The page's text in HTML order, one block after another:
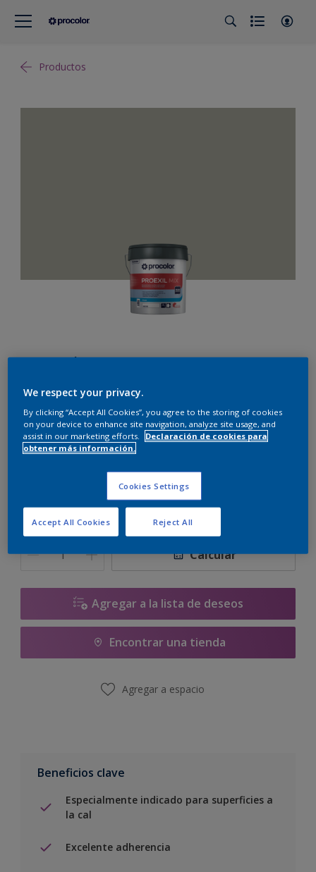
Productos
Proexil Mate Mix
H0.04.65
Cambiar de color
Cantidad Calculadora de pintura
Calcular
Agregar a la lista de deseos
Encontrar una tienda
Agregar a espacio
Beneficios clave
Especialmente indicado para superficies a
la cal
Excelente adherencia
We respect your privacy.
By clicking “Accept All Cookies”, you agree to the storing of cookies
on your device to enhance site navigation, analyze site usage, and
assist in our marketing efforts.
Declaración de cookies para
obtener más información.
Cookies Settings
Reject All
Accept All Cookies